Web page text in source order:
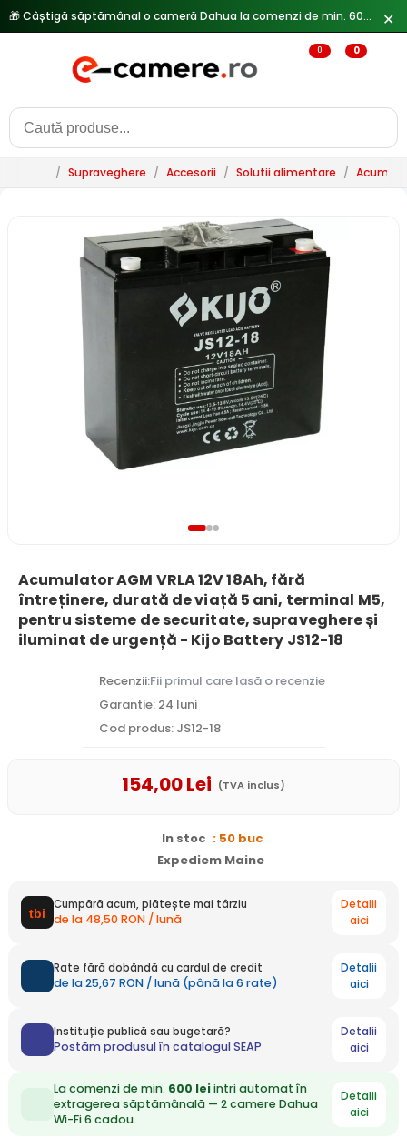
✕
0 0
/ Supraveghere / Accesorii / Solutii alimentare /
Acumulator AGM VRLA 12V 18Ah, fără
întreținere, durată de viață 5 ani, terminal M5,
pentru sisteme de securitate, supraveghere și
iluminat de urgență - Kijo Battery JS12-18
Recenzii:Fii primul care lasă o recenzie
Garantie: 24 luni
Cod produs: JS12-18
154,00Lei (TVA inclus)
In stoc : 50 buc
Expediem Maine
Cumpără acum, plătește mai târziu
de la 48,50 RON / lună
Detalii
aici
Rate fără dobândă cu cardul de credit
de la 25,67 RON / lună (până la 6 rate)
Detalii
aici
Instituție publică sau bugetară?
Postăm produsul în catalogul SEAP
Detalii
aici
La comenzi de min. 600 leiintri automat în
extragerea săptămânală — 2 camere Dahua
Wi-Fi 6 cadou.
Detalii
aici